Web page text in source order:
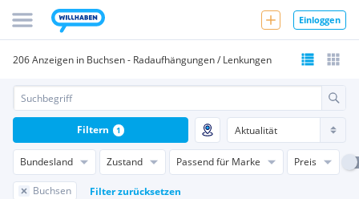
Einloggen
206 Anzeigen in Buchsen - Radaufhängungen / Lenkungen
Bundesland Zustand Passend für Marke Preis
Buchsen Filter zurücksetzen
Filtern 1